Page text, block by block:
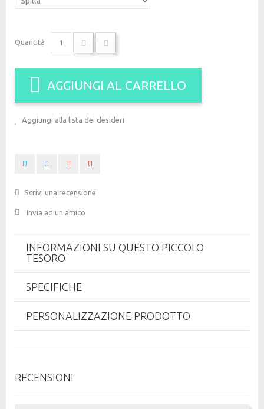
Quantità
AGGIUNGI AL CARRELLO
Aggiungi alla lista dei desideri
Scrivi una recensione
Invia ad un amico
INFORMAZIONI SU QUESTO PICCOLO
TESORO
SPECIFICHE
PERSONALIZZAZIONE PRODOTTO
RECENSIONI